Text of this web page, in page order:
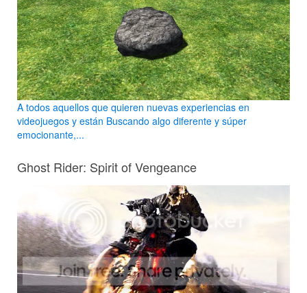
A todos aquellos que quieren nuevas experiencias en
videojuegos y están Buscando algo diferente y súper
emocionante,...
Ghost Rider: Spirit of Vengeance